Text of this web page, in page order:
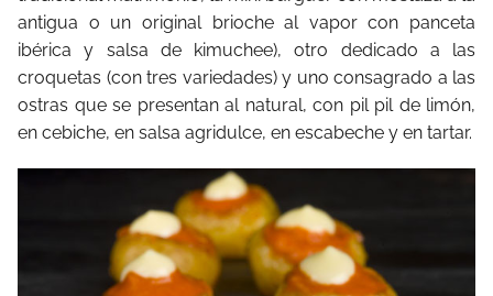
antigua o un original brioche al vapor con panceta
ibérica y salsa de kimuchee), otro dedicado a las
croquetas (con tres variedades) y uno consagrado a las
ostras que se presentan al natural, con pil pil de limón,
en cebiche, en salsa agridulce, en escabeche y en tartar.